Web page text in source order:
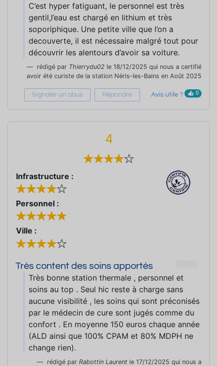
C’est hyper fatiguant, le personnel est très
gentil,l’eau est chargé en lithium et très
soporiphique. Une petite ville que l’on a
decouverte, il est nécessaire malgré tout pour
découvrir les alentours d’avoir sa voiture.
rédigé par Thierrydu02 le 18/12/2025 qui nous a certifié
avoir été curiste de la station Néris-les-Bains en Août 2025
Signaler un abus Répondre Avis utile ? 0
4
Infrastructure :
Personnel :
Ville :
Très content des soins apportés
Très bonne station thermale , personnel et
soins au top . Seul hic reste à charge sans
aucune visibilité , les soins qui sont préconisés
par le médecin de cure sont jugés comme du
confort . En moyenne 150 euros chaque année
(ALD ainsi que 100% CPAM et 80% MDPH ne
change rien).
rédigé par Rabottin Laurent le 17/12/2025 qui nous a